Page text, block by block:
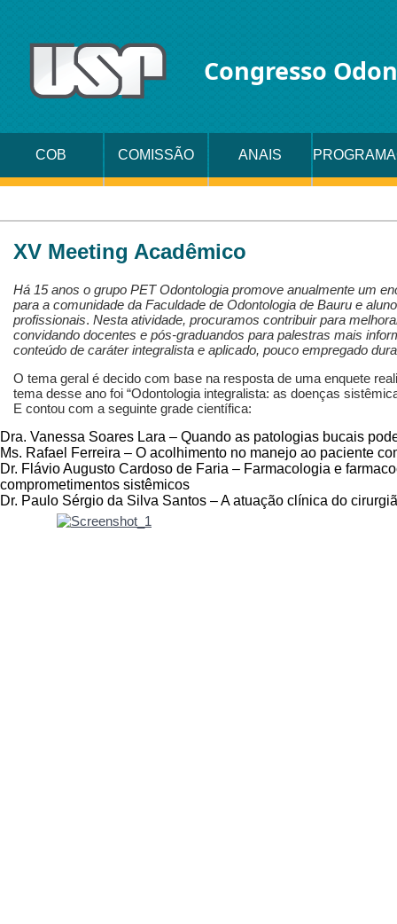
Congresso
COB COMISSÃO ANAIS
XV Meeting Acadêmico
Há 15 anos o grupo PET Odontologia promove anualmente um
para a comunidade da Faculdade de Odontologia de Bauru e
profissionais. Nesta atividade, procuramos contribuir para
convidando docentes e pós-graduandos para palestras mais
conteúdo de caráter integralista e aplicado, pouco empregado
O tema geral é decido com base na resposta de uma enquete
tema desse ano foi “Odontologia integralista: as doenças
E contou com a seguinte grade científica:
Dra. Vanessa Soares Lara – Quando as patologias bucais
Ms. Rafael Ferreira – O acolhimento no manejo ao paciente
Dr. Flávio Augusto Cardoso de Faria – Farmacologia e
comprometimentos sistêmicos
Dr. Paulo Sérgio da Silva Santos – A atuação clínica do